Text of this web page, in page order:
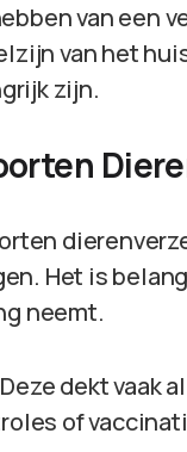
van een
van het
zijn.
Het is
neemt.
dekt vaak
of